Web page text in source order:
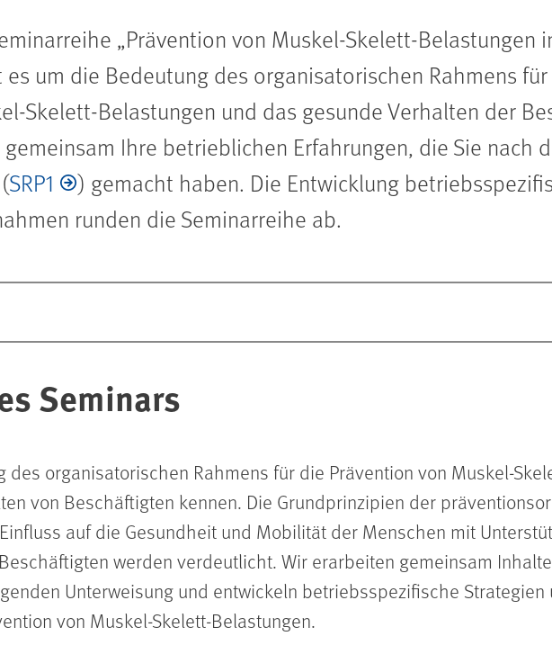
„Prävention von Muskel-Skelett-Belastungen
um die Bedeutung des organisatorischen Rahmens
Skelett-Belastungen und das gesunde Verhalten der
Ihre betrieblichen Erfahrungen, die Sie nach
SRP1
) gemacht haben. Die Entwicklung
runden die Seminarreihe ab.
Seminars
des organisatorischen Rahmens für die Prävention von Muskel-
von Beschäftigten kennen. Die Grundprinzipien der
auf die Gesundheit und Mobilität der Menschen mit
werden verdeutlicht. Wir erarbeiten gemeinsam
Unterweisung und entwickeln betriebsspezifische Strategien
von Muskel-Skelett-Belastungen.